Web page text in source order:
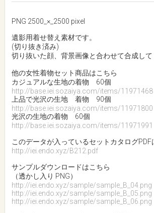
PNG 2500_×_2500 pixel
遺影用着せ替え素材です。
(切り抜き済み)
切り抜いた顔、背景画像と合わせて合成して
他の女性着物セット商品はこちら
カジュアルな生地の着物 60個
http://base.iei.sozaiya.com/items/11971468
上品で光沢の生地 着物 90個
http://base.iei.sozaiya.com/items/11971800
光沢の生地の着物 60個
http://base.iei.sozaiya.com/items/11971991
このデータが入っているセットカタログPDF
http://iei.endo.xyz/B212.pdf
サンプルダウンロードはこちら
（透かし入り PNG）
http://iei.endo.xyz/sample/sample_B_04.png
http://iei.endo.xyz/sample/sample_B_05.png
http://iei.endo.xyz/sample/sample_B_06.png